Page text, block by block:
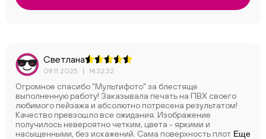
Светлана
09.11.2025 | 14:32:32
Огромное спасибо "Мультифото" за блестяще
выполненную работу! Заказывала печать на ПВХ своего
любимого пейзажа и абсолютно потрясена результатом!
Качество превзошло все ожидания. Изображение
получилось невероятно четким, цвета - яркими и
насыщенными, без искажений. Сама поверхность плотная,
Еще